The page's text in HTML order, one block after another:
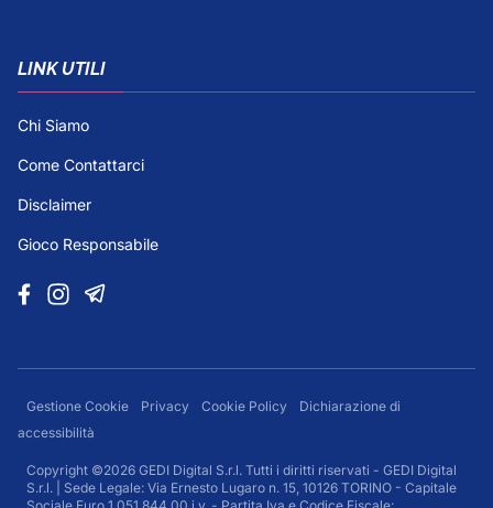
LINK UTILI
Chi Siamo
Come Contattarci
Disclaimer
Gioco Responsabile
Gestione Cookie Privacy Cookie Policy
Dichiarazione di
accessibilità
Copyright ©2026 GEDI Digital S.r.l. Tutti i diritti riservati - GEDI Digital
S.r.l. | Sede Legale: Via Ernesto Lugaro n. 15, 10126 TORINO - Capitale